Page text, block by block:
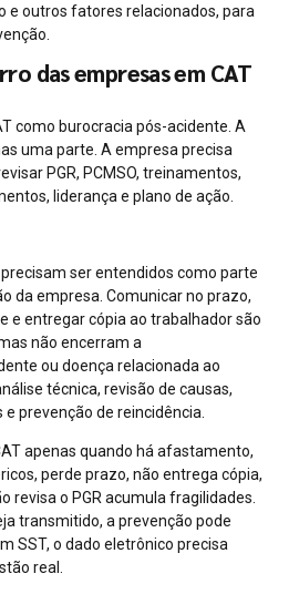
e outros fatores relacionados, para
das empresas em CAT
como burocracia pós-acidente. A
uma parte. A empresa precisa
PGR, PCMSO, treinamentos,
liderança e plano de ação.
ser entendidos como parte
da empresa. Comunicar no prazo,
e entregar cópia ao trabalhador são
não encerram a
ou doença relacionada ao
técnica, revisão de causas,
prevenção de reincidência.
apenas quando há afastamento,
perde prazo, não entrega cópia,
revisa o PGR acumula fragilidades.
transmitido, a prevenção pode
SST, o dado eletrônico precisa
real.